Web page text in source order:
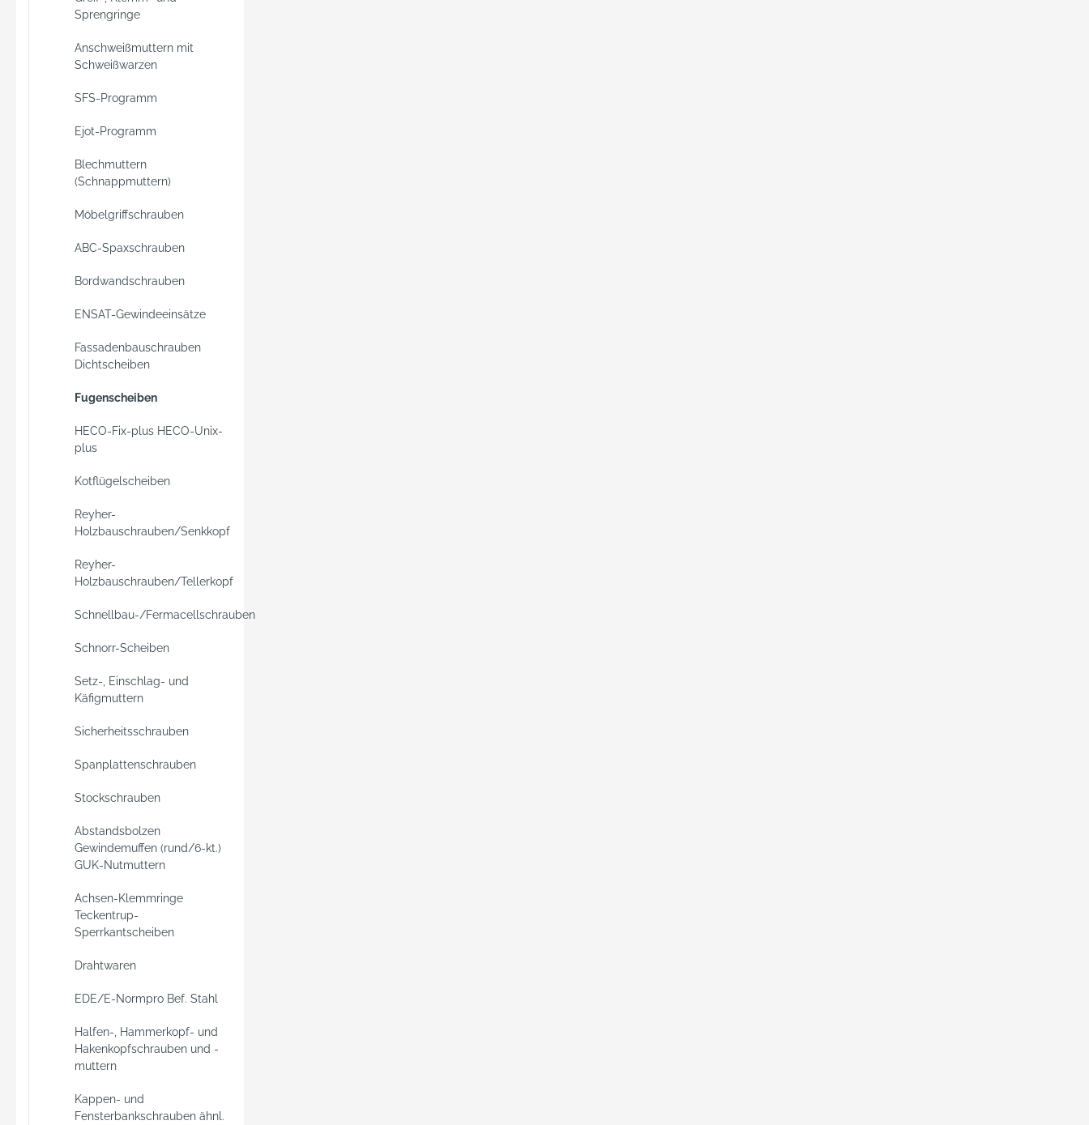
Sprengringe
Anschweißmuttern mit
Schweißwarzen
SFS-Programm
Ejot-Programm
Blechmuttern
(Schnappmuttern)
Möbelgriffschrauben
ABC-Spaxschrauben
Bordwandschrauben
ENSAT-Gewindeeinsätze
Fassadenbauschrauben
Dichtscheiben
Fugenscheiben
HECO-Fix-plus HECO-Unix-
plus
Kotflügelscheiben
Reyher-
Holzbauschrauben/Senkkopf
Reyher-
Holzbauschrauben/Tellerkopf
Schnellbau-/Fermacellschrauben
Schnorr-Scheiben
Setz-, Einschlag- und
Käfigmuttern
Sicherheitsschrauben
Spanplattenschrauben
Stockschrauben
Abstandsbolzen
Gewindemuffen (rund/6-kt.)
GUK-Nutmuttern
Achsen-Klemmringe
Teckentrup-
Sperrkantscheiben
Drahtwaren
EDE/E-Normpro Bef. Stahl
Halfen-, Hammerkopf- und
Hakenkopfschrauben und -
muttern
Kappen- und
Fensterbankschrauben ähnl.